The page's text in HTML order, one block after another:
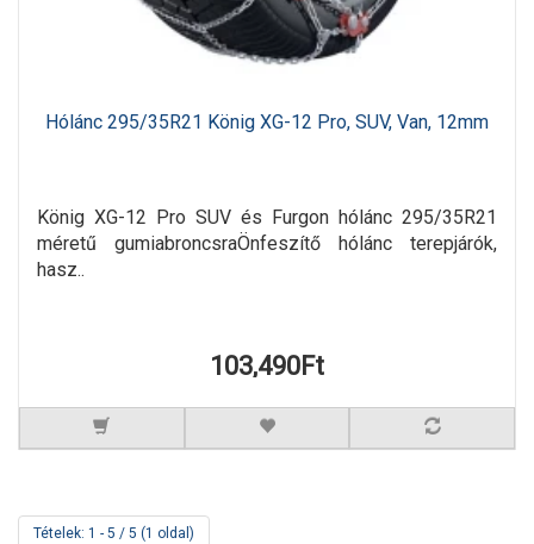
Hólánc 295/35R21 König XG-12 Pro, SUV, Van, 12mm
König XG-12 Pro SUV és Furgon hólánc 295/35R21
méretű gumiabroncsraÖnfeszítő hólánc terepjárók,
hasz..
103,490Ft
Tételek: 1 - 5 / 5 (1 oldal)